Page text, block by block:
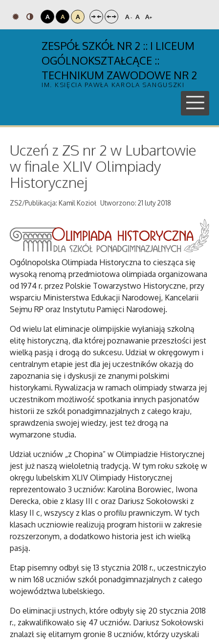
A A A A- A A+
ZESPÓŁ SZKÓŁ NR 2 :: I LICEUM
OGÓLNOKSZTAŁCĄCE ::
TECHNIKUM ZAWODOWE NR 2
IM. KSIĘCIA PAWŁA KAROLA SANGUSZKI
Uczeń z ZS nr 2 w Lubartowie
w finale XLIV Olimpiady
Historycznej
ZS2/Publikacja: Kamil Kozioł Utworzono: 21 luty 2018
Ogólnopolska Olimpiada Historyczna to ciesząca się
wysoką renomą przedmiotowa olimpiada organizowana
od 1974 r. przez Polskie Towarzystwo Historyczne, przy
wsparciu Ministerstwa Edukacji Narodowej, Kancelarii
Sejmu RP oraz Instytutu Pamięci Narodowej.
Od wielu lat eliminacje olimpijskie wyłaniają szkolną
elitę historyczną, dla której poznawanie przeszłości jest
wielką pasją i drogą do sukcesu. Udział w okręgowym i
centralnym etapie jest dla jej uczestników okazją do
zapoznania się i dyskusji ze znanymi polskimi
historykami. Rywalizacja w ramach olimpiady stwarza jej
uczestnikom możliwość spotkania innych pasjonatów
historii ze szkół ponadgimnazjalnych z całego kraju,
sprawdzenia swojej wiedzy, jest też drogą na
wymarzone studia.
Udział uczniów „z Chopina” w Olimpiadzie Historycznej
jest już naszą wieloletnią tradycją. W tym roku szkołę w
okręgu lubelskim XLIV Olimpiady Historycznej
reprezentowało 3 uczniów: Karolina Borowiec, Iwona
Derecka, obie z klasy III c oraz Dariusz Sokołowski z
klasy II c, wszyscy z klas o profilu prawniczym. W tych
klasach uczniowie realizują program historii w zakresie
rozszerzonym, a dodatkowo historia jest ich wielką
pasją.
Etap pisemny odbył się 13 stycznia 2018 r., uczestniczyło
w nim 168 uczniów szkół ponadgimnazjalnych z całego
województwa lubelskiego.
Do eliminacji ustnych, które odbyły się 20 stycznia 2018
r., zakwalifikowało się 47 uczniów. Dariusz Sokołowski
znalazł się elitarnym gronie 8 uczniów, którzy uzyskali